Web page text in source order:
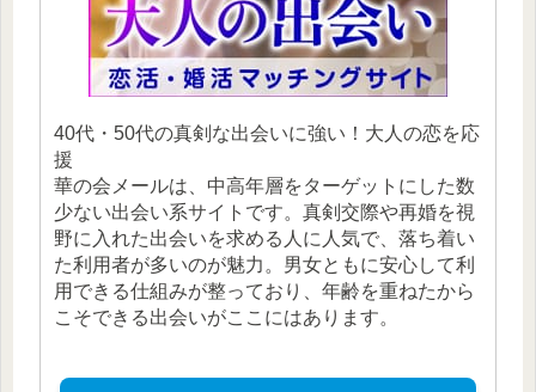
40代・50代の真剣な出会いに強い！大人の恋を応
援
華の会メールは、中高年層をターゲットにした数
少ない出会い系サイトです。真剣交際や再婚を視
野に入れた出会いを求める人に人気で、落ち着い
た利用者が多いのが魅力。男女ともに安心して利
用できる仕組みが整っており、年齢を重ねたから
こそできる出会いがここにはあります。